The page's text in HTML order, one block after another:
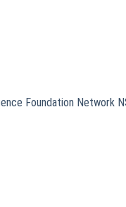
Foundation Network